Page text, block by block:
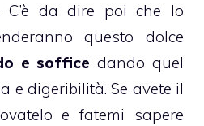
C’è da dire poi che lo
questo dolce
e soffice dando quel
e digeribilità. Se avete il
e fatemi sapere